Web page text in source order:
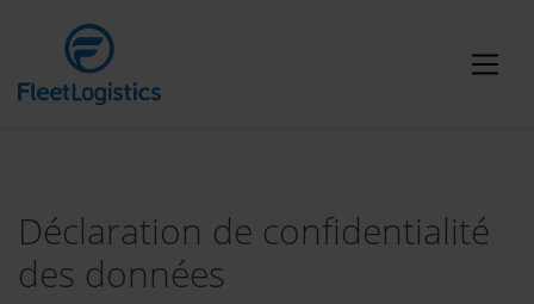
Déclaration de confidentialité
des données